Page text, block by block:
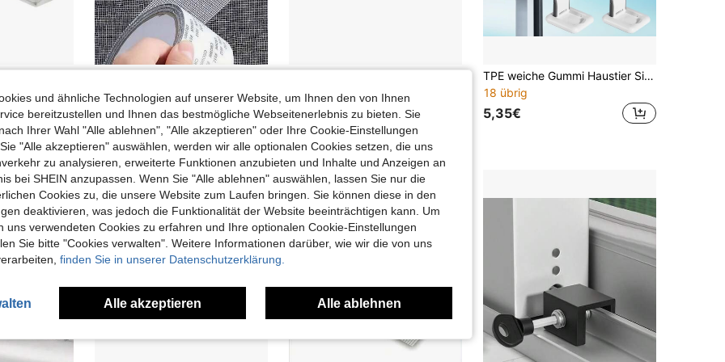
35 übrig
3,68€
5 übrig
36,46€
TPE weiche Gummi Haustier Sicherheits-Schiebefenster-Sperre ohne Werkzeug, verhindert Einklemmen, geeignet für Küchenschränke Zuhause
18 übrig
5,35€
und ähnliche Technologien auf unserer Website, um Ihnen den von Ihnen
bereitzustellen und Ihnen das bestmögliche Webseitenerlebnis zu bieten. Sie
Ihrer Wahl "Alle ablehnen", "Alle akzeptieren" oder Ihre Cookie-Einstellungen
"Alle akzeptieren" auswählen, werden wir alle optionalen Cookies setzen, die uns
zu analysieren, erweiterte Funktionen anzubieten und Inhalte und Anzeigen an
bei SHEIN anzupassen. Wenn Sie "Alle ablehnen" auswählen, lassen Sie nur die
Cookies zu, die unsere Website zum Laufen bringen. Sie können diese in den
deaktivieren, was jedoch die Funktionalität der Website beeinträchtigen kann. Um
uns verwendeten Cookies zu erfahren und Ihre optionalen Cookie-Einstellungen
Sie bitte "Cookies verwalten". Weitere Informationen darüber, wie wir die von uns
finden Sie in unserer Datenschutzerklärung.
Alle akzeptieren Alle ablehnen